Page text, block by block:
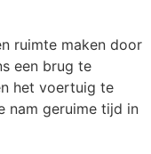
ruimte maken door
een brug te
het voertuig te
nam geruime tijd in